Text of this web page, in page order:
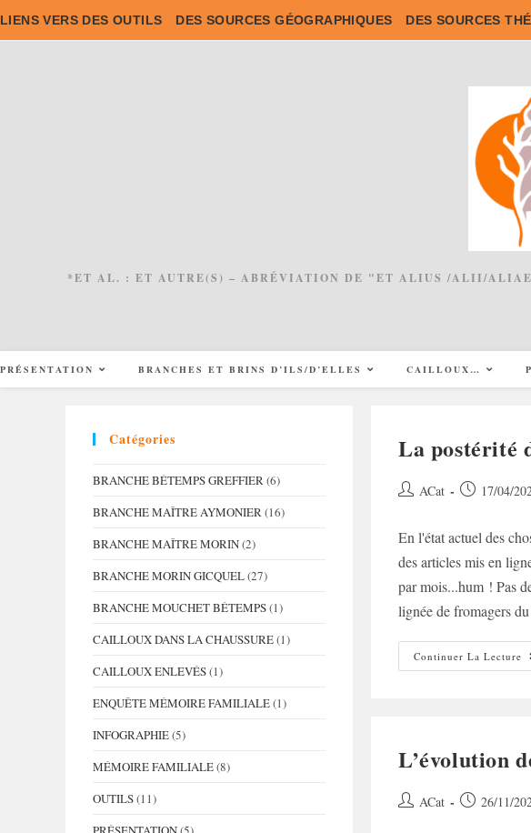
to
LIENS VERS DES OUTILS DES SOURCES GÉOGRAPHIQUES DES SOURCES
*ET AL. : ET AUTRE(S) – ABRÉVIATION DE "ET ALIUS /ALII/
PRÉSENTATION BRANCHES ET BRINS D’ILS/D’ELLES CAILLOUX…
La postérité
Auteur/autrice
publication :
ACat
Post 17/04/
En l'état actuel des
des articles mis en
par mois...hum ! Pas
lignée de fromagers
Continuer La Lecture
L’évolution
Auteur/autrice
ACat
Post 26/11/
Catégories
BRANCHE BÉTEMPS GREFFIER(6)
BRANCHE MAÎTRE AYMONIER(16)
BRANCHE MAÎTRE MORIN(2)
BRANCHE MORIN GICQUEL(27)
BRANCHE MOUCHET BÉTEMPS(1)
CAILLOUX DANS LA CHAUSSURE(1)
CAILLOUX ENLEVÉS(1)
ENQUÊTE MÉMOIRE FAMILIALE(1)
INFOGRAPHIE(5)
MÉMOIRE FAMILIALE(8)
OUTILS(11)